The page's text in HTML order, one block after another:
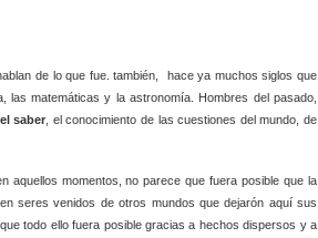
de lo que fue. también, hace ya muchos siglos que
matemáticas y la astronomía. Hombres del pasado,
el saber , el conocimiento de las cuestiones del mundo, de
aquellos momentos, no parece que fuera posible que la
seres venidos de otros mundos que dejarón aquí sus
todo ello fuera posible gracias a hechos dispersos y a